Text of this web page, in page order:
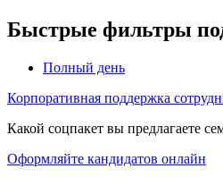
Быстрые фильтры
Полный день
Корпоративная поддержка
Какой соцпакет вы предлагаете
Оформляйте кандидатов онлайн